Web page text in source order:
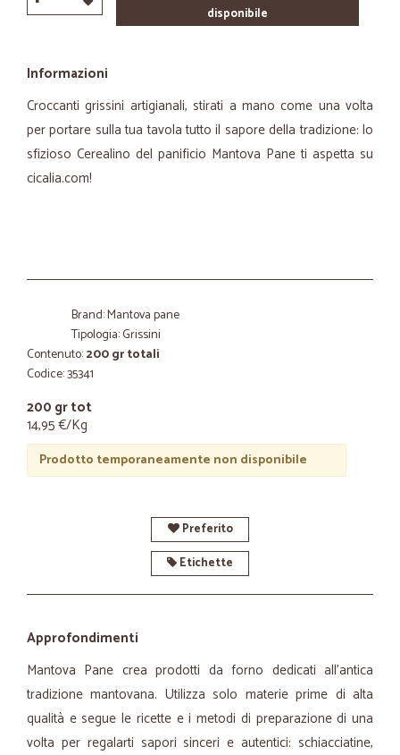
disponibile
Informazioni
Croccanti grissini artigianali, stirati a mano come una volta
per portare sulla tua tavola tutto il sapore della tradizione: lo
sfizioso Cerealino del panificio Mantova Pane ti aspetta su
cicalia.com!
Brand: Mantova pane
Tipologia: Grissini
Contenuto:200 gr totali
Codice: 35341
200 gr tot
14,95 €/Kg
Prodotto temporaneamente non disponibile
Preferito
Etichette
Approfondimenti
Mantova Pane crea prodotti da forno dedicati all'antica
tradizione mantovana. Utilizza solo materie prime di alta
qualità e segue le ricette e i metodi di preparazione di una
volta per regalarti sapori sinceri e autentici: schiacciatine,